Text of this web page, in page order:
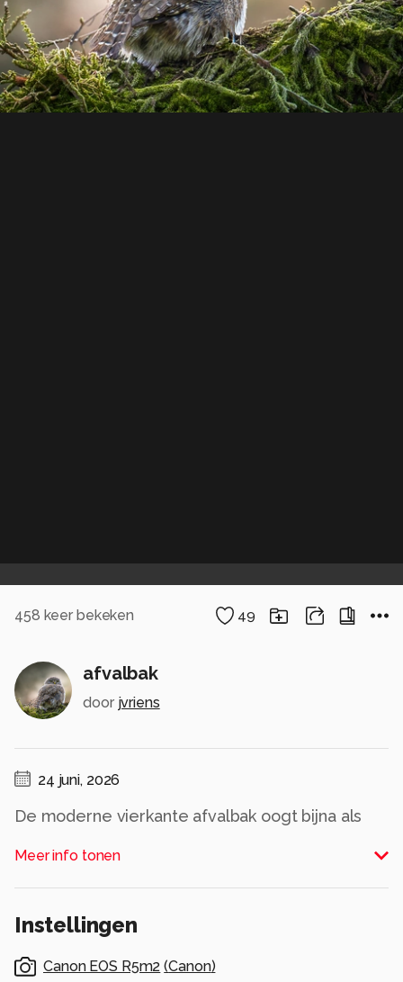
458 keer bekeken 49
afvalbak
door jvriens
24 juni, 2026
De moderne vierkante afvalbak oogt bijna als
verzacht wordt door het omhulsel van verticale
naturel houten latjes, zorgvuldig ritmisch
warme, bijna architectonische uitstraling. Vorm
Meer info tonen
Instellingen
Canon EOS R5m2 (Canon)